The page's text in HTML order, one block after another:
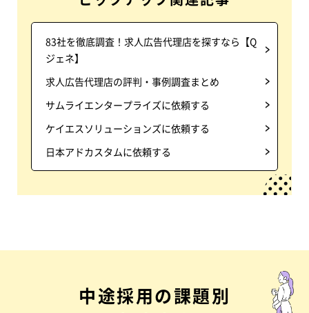
83社を徹底調査！求人広告代理店を探すなら【Q
ジェネ】
求人広告代理店の評判・事例調査まとめ
サムライエンタープライズに依頼する
ケイエスソリューションズに依頼する
日本アドカスタムに依頼する
中途採用の課題別